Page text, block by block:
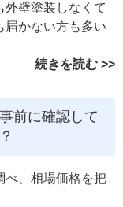
外壁塗装しなくて
届かない方も多い
続きを読む
前に確認して
べ、相場価格を把